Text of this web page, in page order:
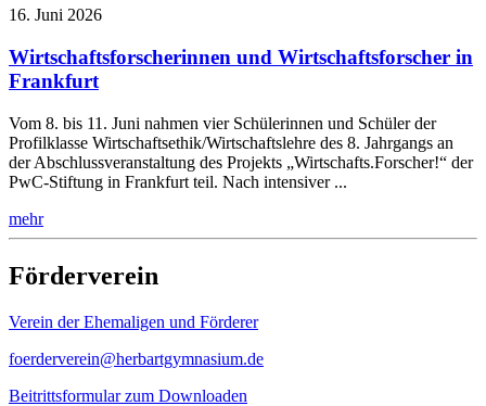
16. Juni 2026
Wirtschaftsforscherinnen und Wirtschaftsforscher in
Frankfurt
Vom 8. bis 11. Juni nahmen vier Schülerinnen und Schüler der
Profilklasse Wirtschaftsethik/Wirtschaftslehre des 8. Jahrgangs an
der Abschlussveranstaltung des Projekts „Wirtschafts.Forscher!“ der
PwC-Stiftung in Frankfurt teil. Nach intensiver ...
mehr
Förderverein
Verein der Ehemaligen und Förderer
foerderverein@herbartgymnasium.de
Beitrittsformular zum Downloaden